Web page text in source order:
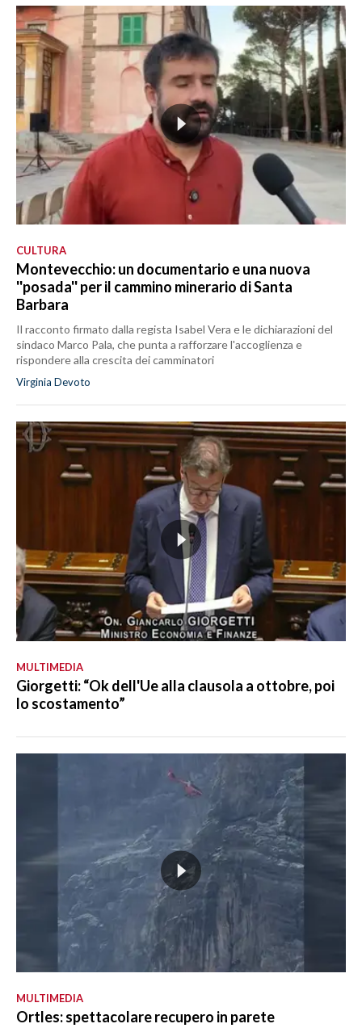
CULTURA
Montevecchio: un documentario e una nuova
''posada'' per il cammino minerario di Santa
Barbara
Il racconto firmato dalla regista Isabel Vera e le dichiarazioni del
sindaco Marco Pala, che punta a rafforzare l'accoglienza e
rispondere alla crescita dei camminatori
Virginia Devoto
MULTIMEDIA
Giorgetti: “Ok dell'Ue alla clausola a ottobre, poi
lo scostamento”
MULTIMEDIA
Ortles: spettacolare recupero in parete